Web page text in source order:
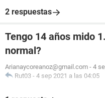
2 respuestas
Tengo 14 años mido
normal?
Arianaycoreanoz@gmail.com - 4
Rut03 - 4 sep 2021 a las 04:05